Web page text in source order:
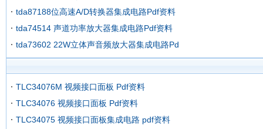
tda87188位高速A/D转换器集成电路Pdf资料
tda74514 声道功率放大器集成电路Pdf资料
tda73602 22W立体声音频放大器集成电路Pd
TLC34076M 视频接口面板 Pdf资料
TLC34076 视频接口面板 Pdf资料
TLC34075 视频接口面板集成电路 pdf资料